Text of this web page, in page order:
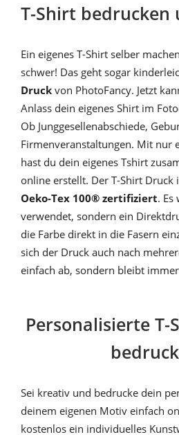
T-Shirt bedrucken
Ein eigenes T-Shirt selber
schwer! Das geht sogar
Druck von PhotoFancy. Jetzt
Anlass dein eigenes Shirt im
Ob Junggesellenabschiede,
Firmenveranstaltungen. Mit nur
hast du dein eigenes Tshirt
online erstellt. Der T-Shirt Druck
Oeko-Tex 100® zertifiziert.
verwendet, sondern ein
die Farbe direkt in die Fasern
sich der Druck auch nach
einfach ab, sondern bleibt
Personalisierte T-
Sei kreativ und bedrucke dein
deinem eigenen Motiv einfach
kostenlos ein individuelles